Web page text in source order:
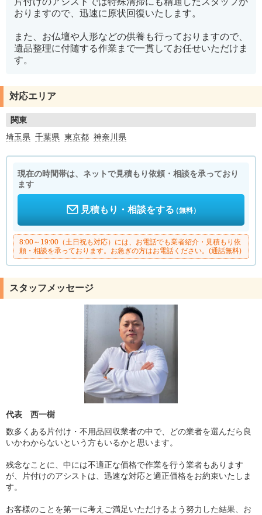
おりますので、迅速に原状回復いたします。
また、お仏壇や人形などの供養も行っておりますので、
遺品整理に付随する作業まで一貫してお任せいただけま
す。
対応エリア
関東
埼玉県 千葉県 東京都 神奈川県
現在の時間帯は、ネットで見積もり依頼・相談を承っており
ます
見積もり・相談をする（無料）
8:00～19:00（土日祝も対応）には、お電話でも業者紹介・見積もり依
頼・相談を承っております。お急ぎの方はお電話ください。(通話無料)
スタッフメッセージ
代表 西一樹
数多くある片付け・不用品回収業者の中で、どの業者を選んだら良
いかわからないという方もいるかと思います。
残念なことに、中には不適正な価格で作業を行う業者もあります
が、片付けのアシストは、迅速な対応と適正価格をお約束いたしま
す。
お客様のことを第一に考えご満足いただけるよう努力した結果、お